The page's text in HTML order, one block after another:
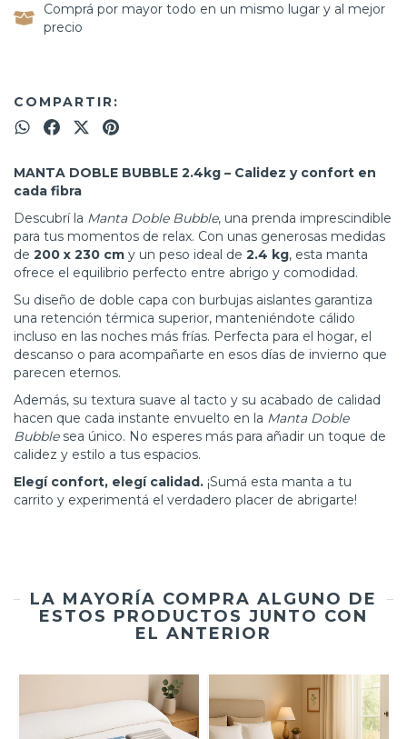
Comprá por mayor todo en un mismo lugar y al mejor
precio
COMPARTIR:
MANTA DOBLE BUBBLE 2.4kg – Calidez y confort en
cada fibra
Descubrí la Manta Doble Bubble, una prenda imprescindible
para tus momentos de relax. Con unas generosas medidas
de 200 x 230 cm y un peso ideal de 2.4 kg, esta manta
ofrece el equilibrio perfecto entre abrigo y comodidad.
Su diseño de doble capa con burbujas aislantes garantiza
una retención térmica superior, manteniéndote cálido
incluso en las noches más frías. Perfecta para el hogar, el
descanso o para acompañarte en esos días de invierno que
parecen eternos.
Además, su textura suave al tacto y su acabado de calidad
hacen que cada instante envuelto en la Manta Doble
Bubblesea único. No esperes más para añadir un toque de
calidez y estilo a tus espacios.
Elegí confort, elegí calidad. ¡Sumá esta manta a tu
carrito y experimentá el verdadero placer de abrigarte!
LA MAYORÍA COMPRA ALGUNO DE
ESTOS PRODUCTOS JUNTO CON
EL ANTERIOR